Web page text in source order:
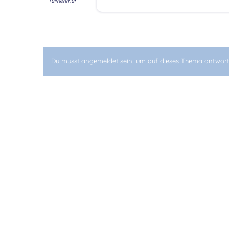
Du musst angemeldet sein, um auf dieses Thema